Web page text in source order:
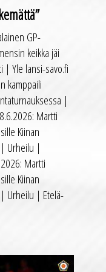
GP-
keikka jäi
| Yle lansi-savo.fi
kamppaili
|
Martti
Kiinan
Urheilu |
Martti
Kiinan
Urheilu | Etelä-